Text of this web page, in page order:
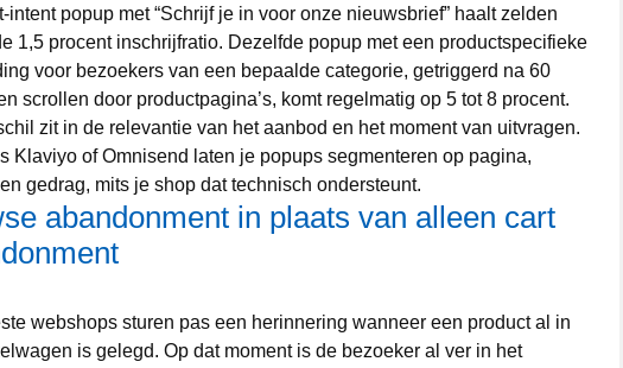
intent popup met “Schrijf je in voor onze nieuwsbrief” haalt zelden
1,5 procent inschrijfratio. Dezelfde popup met een productspecifieke
voor bezoekers van een bepaalde categorie, getriggerd na 60
scrollen door productpagina’s, komt regelmatig op 5 tot 8 procent.
zit in de relevantie van het aanbod en het moment van uitvragen.
Klaviyo of Omnisend laten je popups segmenteren op pagina,
gedrag, mits je shop dat technisch ondersteunt.
abandonment in plaats van alleen cart
webshops sturen pas een herinnering wanneer een product al in
is gelegd. Op dat moment is de bezoeker al ver in het